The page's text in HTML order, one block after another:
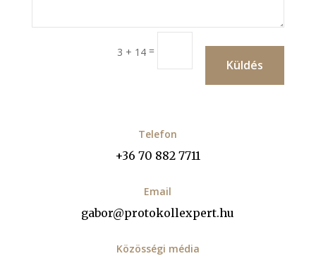
3 + 14 =
Küldés
Telefon
+36 70 882 7711
Email
gabor@protokollexpert.hu
Közösségi média